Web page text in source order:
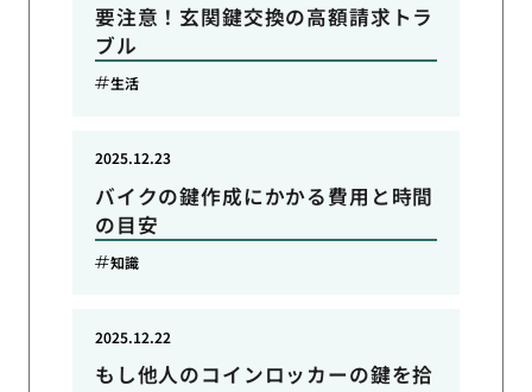
要注意！玄関鍵交換の高額請求トラ
ブル
生活
バイクの鍵作成にかかる費用と時間
の目安
2025.12.23
知識
もし他人のコインロッカーの鍵を拾
2025.12.22